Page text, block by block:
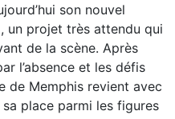
son nouvel
un projet très attendu qui
de la scène. Après
l’absence et les défis
de Memphis revient avec
place parmi les figures